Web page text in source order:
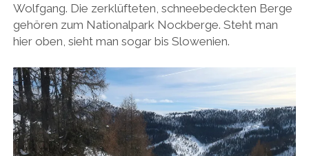
Wolfgang. Die zerklüfteten, schneebedeckten Berge
gehören zum Nationalpark Nockberge. Steht man
hier oben, sieht man sogar bis Slowenien.